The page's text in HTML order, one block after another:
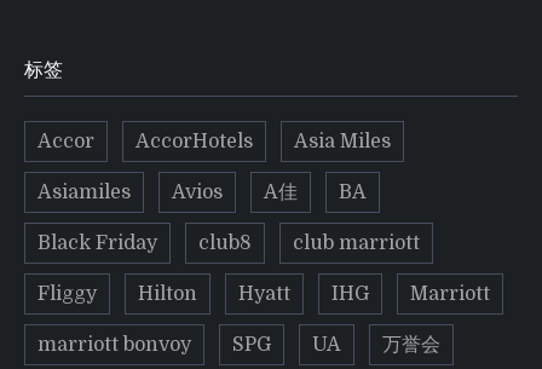
标签
Accor AccorHotels Asia Miles
Asiamiles Avios A佳 BA
Black Friday club8 club marriott
Fliggy Hilton Hyatt IHG Marriott
marriott bonvoy SPG UA 万誉会